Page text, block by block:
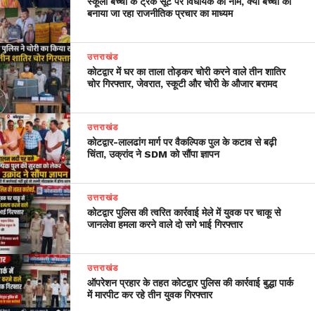
बनाया जा रहा राजनीतिक प्रचार का माध्यम
उत्तराखंड
कोटद्वार में घर का ताला तोड़कर चोरी करने वाले तीन शातिर
चोर गिरफ्तार, जेवरात, स्कूटी और चोरी के औजार बरामद
उत्तराखंड
​कोटद्वार-लालढांग मार्ग पर वैकल्पिक पुल के कटाव से बढ़ी
चिंता, उक्रांद ने SDM को सौंपा ज्ञापन
उत्तराखंड
कोटद्वार पुलिस की त्वरित कार्रवाई मेले में युवक पर चाकू से
जानलेवा हमला करने वाले दो सगे भाई गिरफ्तार
उत्तराखंड
ऑपरेशन प्रहार के तहत कोटद्वार पुलिस की कार्रवाई बुद्धा पार्क
में मारपीट कर रहे तीन युवक गिरफ्तार